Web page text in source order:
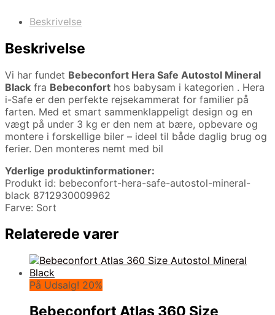
Beskrivelse
Beskrivelse
Vi har fundet Bebeconfort Hera Safe Autostol Mineral
Black fra Bebeconfort hos babysam i kategorien . Hera
i-Safe er den perfekte rejsekammerat for familier på
farten. Med et smart sammenklappeligt design og en
vægt på under 3 kg er den nem at bære, opbevare og
montere i forskellige biler – ideel til både daglig brug og
ferier. Den monteres nemt med bil
Yderlige produktinformationer:
Produkt id: bebeconfort-hera-safe-autostol-mineral-
black 8712930009962
Farve: Sort
Relaterede varer
På Udsalg! 20%
Bebeconfort Atlas 360 Size